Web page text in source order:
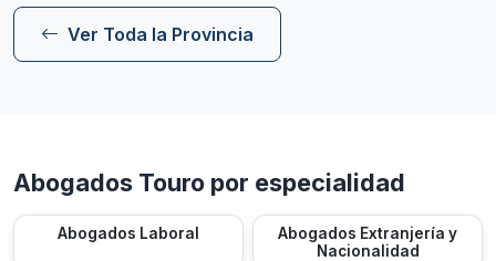
Ver Toda la Provincia
Abogados Touro por especialidad
Abogados Laboral
Abogados Extranjería y
Nacionalidad